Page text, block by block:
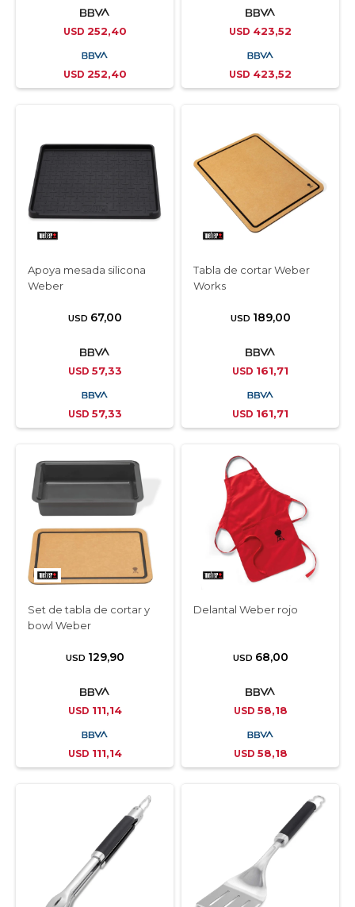
USD 252,40
USD 252,40
USD 423,52
USD 423,52
Apoya mesada silicona
Weber
USD 67,00
USD 57,33
USD 57,33
Tabla de cortar Weber
Works
USD 189,00
USD 161,71
USD 161,71
Set de tabla de cortar y
bowl Weber
USD 129,90
USD 111,14
USD 111,14
Delantal Weber rojo
USD 68,00
USD 58,18
USD 58,18